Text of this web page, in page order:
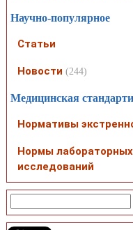
Научно-популярное
Статьи
Новости (244)
Медицинская
Нормативы
Нормы
исследований